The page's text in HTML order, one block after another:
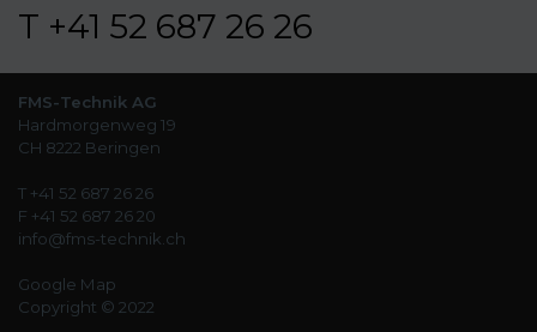
T +41 52 687 26 26
FMS-Technik AG
Hardmorgenweg 19
CH 8222 Beringen
T +41 52 687 26 26
F +41 52 687 26 20
info@fms-technik.ch
Google Map
Copyright © 2022